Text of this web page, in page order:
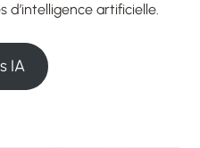
d’intelligence artificielle.
IA